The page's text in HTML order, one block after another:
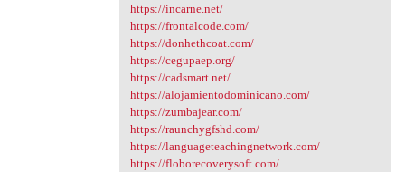
https://incarne.net/
https://frontalcode.com/
https://donhethcoat.com/
https://cegupaep.org/
https://cadsmart.net/
https://alojamientodominicano.com/
https://zumbajear.com/
https://raunchygfshd.com/
https://languageteachingnetwork.com/
https://floborecoverysoft.com/